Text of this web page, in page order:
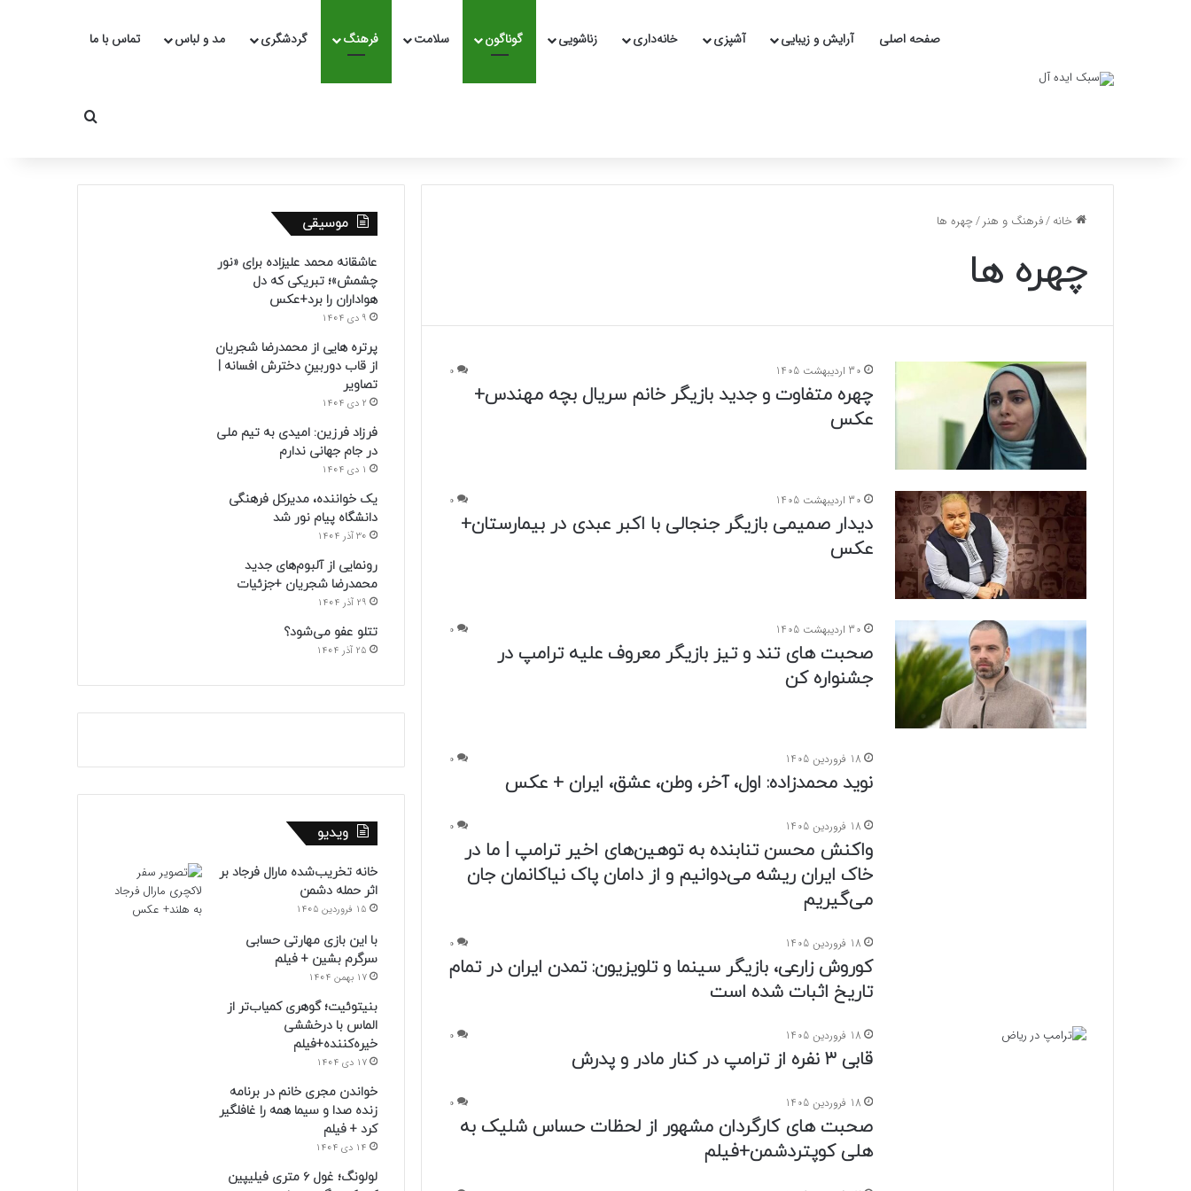
صفحه اصلی آرایش و زیبایی آشپزی خانه‌داری زناشویی گوناگون سلامت فرهنگ گردشگری مد و لباس تماس با ما
جستجو برای
خانه/فرهنگ و هنر/چهره ها
چهره ها
30 اردیبهشت 1405 0
چهره متفاوت و جدید بازیگر خانم سریال بچه مهندس+
عکس
30 اردیبهشت 1405 0
دیدار صمیمی بازیگر جنجالی با اکبر عبدی در بیمارستان+
عکس
30 اردیبهشت 1405 0
صحبت های تند و تیز بازیگر معروف علیه ترامپ در
جشنواره کن
18 فروردین 1405 0
نوید محمدزاده: اول، آخر، وطن، عشق، ایران + عکس
18 فروردین 1405 0
واکنش محسن تنابنده به توهین‌های اخیر ترامپ | ما در
خاک ایران ریشه می‌دوانیم و از دامان پاک نیاکانمان جان
می‌گیریم
18 فروردین 1405 0
کوروش زارعی، بازیگر سینما و تلویزیون: تمدن ایران در تمام
تاریخ اثبات شده است
18 فروردین 1405 0
قابی ۳ نفره از ترامپ در کنار مادر و پدرش
18 فروردین 1405 0
صحبت های کارگردان مشهور از لحظات حساس شلیک به
هلی کوپتردشمن+فیلم
موسیقی
عاشقانه محمد علیزاده برای «نور
چشمش»؛ تبریکی که دل
هواداران را برد+عکس
9 دی 1404
پرتره هایی از محمدرضا شجریان
از قاب دوربینِ دخترش افسانه |
تصاویر
2 دی 1404
فرزاد فرزین: امیدی به تیم ملی
در جام جهانی ندارم
1 دی 1404
یک خواننده، مدیرکل فرهنگی
دانشگاه پیام نور شد
30 آذر 1404
رونمایی از آلبوم‌های جدید
محمدرضا شجریان +جزئیات
29 آذر 1404
تتلو عفو می‌شود؟
25 آذر 1404
ویدیو
خانه تخریب‌شده مارال فرجاد بر
اثر حمله دشمن
15 فروردین 1405
با این بازی مهارتی حسابی
سرگرم بشین + فیلم
17 بهمن 1404
بنیتوئیت؛ گوهری کمیاب‌تر از
الماس با درخششی
خیره‌کننده+فیلم
17 دی 1404
خواندن مجری خانم در برنامه
زنده صدا و سیما همه را غافلگیر
کرد + فیلم
14 دی 1404
لولونگ؛ غول ۶ متری فیلیپین